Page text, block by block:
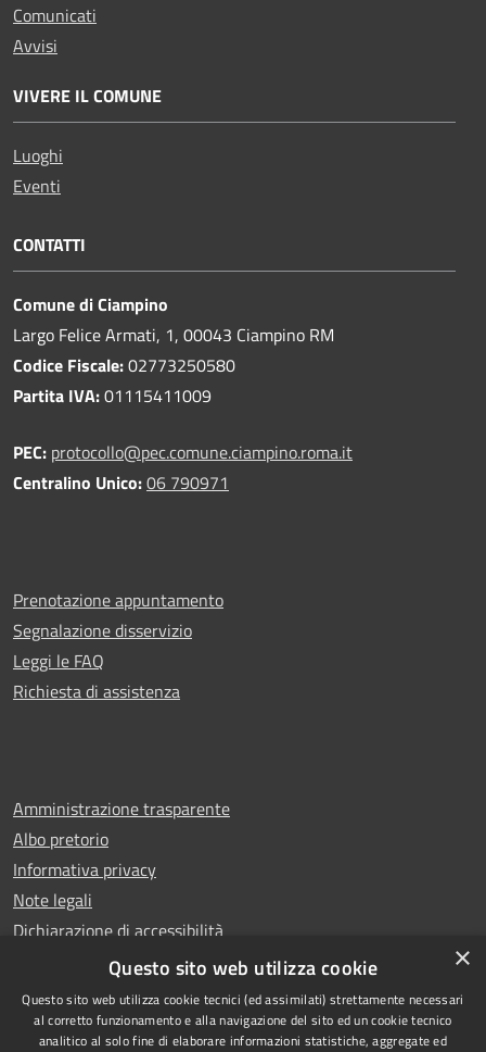
Comunicati
Avvisi
VIVERE IL COMUNE
Luoghi
Eventi
CONTATTI
Comune di Ciampino
Largo Felice Armati, 1, 00043 Ciampino RM
Codice Fiscale:02773250580
Partita IVA:01115411009
PEC: protocollo@pec.comune.ciampino.roma.it
Centralino Unico:06 790971
Prenotazione appuntamento
Segnalazione disservizio
Leggi le FAQ
Richiesta di assistenza
Amministrazione trasparente
Albo pretorio
Informativa privacy
Note legali
Dichiarazione di accessibilità
Whistleblowing
×
Questo sito web utilizza cookie
Questo sito web utilizza cookie tecnici (ed assimilati) strettamente necessari
al corretto funzionamento e alla navigazione del sito ed un cookie tecnico
analitico al solo fine di elaborare informazioni statistiche, aggregate ed